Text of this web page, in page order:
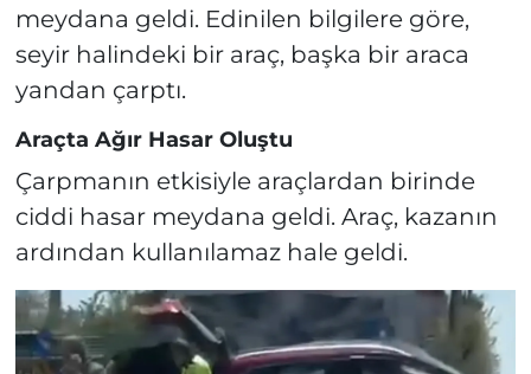
meydana geldi. Edinilen bilgilere göre,
seyir halindeki bir araç, başka bir araca
yandan çarptı.
Araçta Ağır Hasar Oluştu
Çarpmanın etkisiyle araçlardan birinde
ciddi hasar meydana geldi. Araç, kazanın
ardından kullanılamaz hale geldi.